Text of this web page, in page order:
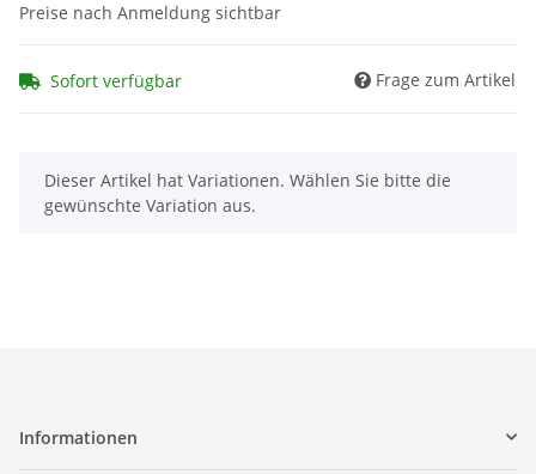
Preise nach Anmeldung sichtbar
Sofort verfügbar Frage zum Artikel
x
Dieser Artikel hat Variationen. Wählen Sie bitte die
gewünschte Variation aus.
Informationen